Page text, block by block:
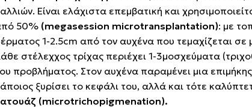
Είναι ελάχιστα επεμβατική και
50% (megasession microtransplantation): με
1-2.5cm από τον αυχένα που τεμαχίζεται σε
στέλεχχος τρίχας περιέχει 1-3μοσχεύματα
προβλήματος. Στον αυχένα παραμένει μια
ξυρίσει το κεφάλι του, αλλά και τότε
(microtrichopigmenation).